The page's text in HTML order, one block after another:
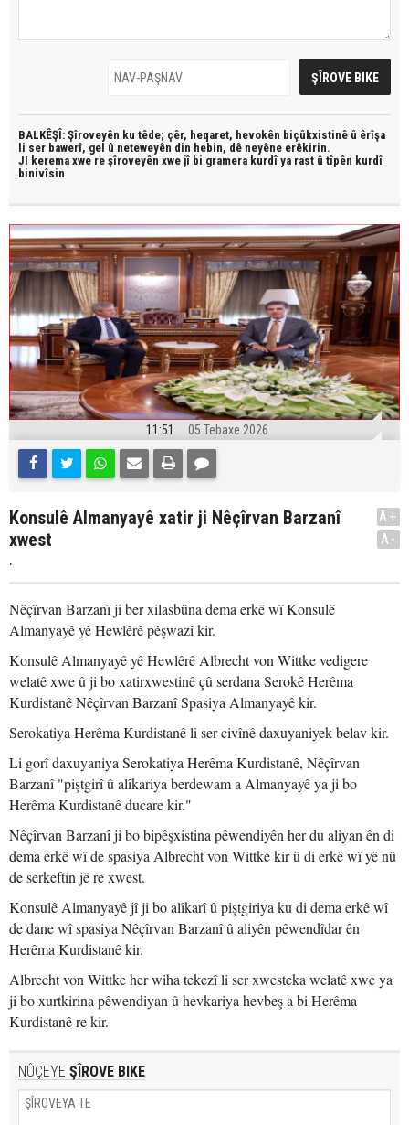
BALKÊŞÎ: Şîroveyên ku têde; çêr, heqaret, hevokên biçûkxistinê û êrîşa
li ser bawerî, gel û neteweyên din hebin, dê neyêne erêkirin.
JI kerema xwe re şîroveyên xwe jî bi gramera kurdî ya rast û tîpên kurdî
binivîsin
11:51 05 Tebaxe 2026
Konsulê Almanyayê xatir ji Nêçîrvan Barzanî
xwest
.
A+
A-
Nêçîrvan Barzanî ji ber xilasbûna dema erkê wî Konsulê
Almanyayê yê Hewlêrê pêşwazî kir.
Konsulê Almanyayê yê Hewlêrê Albrecht von Wittke vedigere
welatê xwe û ji bo xatirxwestinê çû serdana Serokê Herêma
Kurdistanê Nêçîrvan Barzanî Spasiya Almanyayê kir.
Serokatiya Herêma Kurdistanê li ser civînê daxuyaniyek belav kir.
Li gorî daxuyaniya Serokatiya Herêma Kurdistanê, Nêçîrvan
Barzanî "piştgirî û alîkariya berdewam a Almanyayê ya ji bo
Herêma Kurdistanê ducare kir."
Nêçîrvan Barzanî ji bo bipêşxistina pêwendiyên her du aliyan ên di
dema erkê wî de spasiya Albrecht von Wittke kir û di erkê wî yê nû
de serkeftin jê re xwest.
Konsulê Almanyayê jî ji bo alîkarî û piştgiriya ku di dema erkê wî
de dane wî spasiya Nêçîrvan Barzanî û aliyên pêwendîdar ên
Herêma Kurdistanê kir.
Albrecht von Wittke her wiha tekezî li ser xwesteka welatê xwe ya
ji bo xurtkirina pêwendiyan û hevkariya hevbeş a bi Herêma
Kurdistanê re kir.
NÛÇEYE ŞÎROVE BIKE